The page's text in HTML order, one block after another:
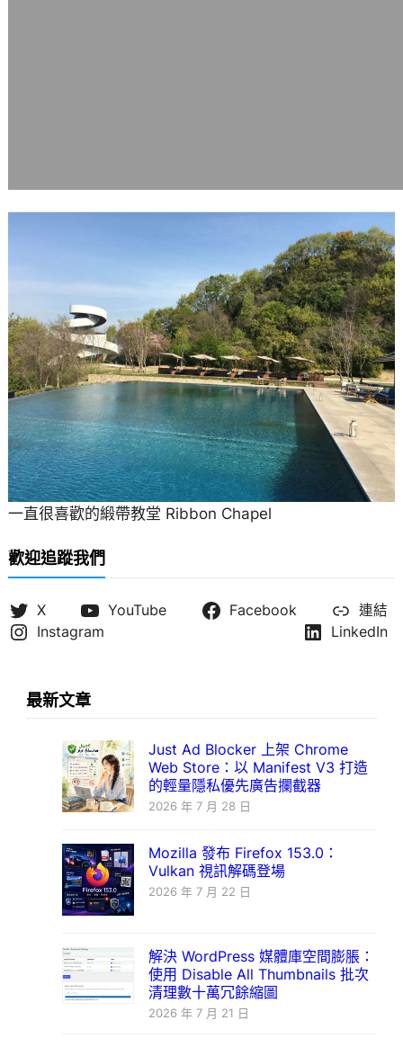
一直很喜歡的緞帶教堂 Ribbon Chapel
歡迎追蹤我們
X YouTube Facebook
連結
Instagram
LinkedIn
最新文章
Just Ad Blocker 上架 Chrome
Web Store：以 Manifest V3 打造
的輕量隱私優先廣告攔截器
2026 年 7 月 28 日
Mozilla 發布 Firefox 153.0：
Vulkan 視訊解碼登場
2026 年 7 月 22 日
解決 WordPress 媒體庫空間膨脹：
使用 Disable All Thumbnails 批次
清理數十萬冗餘縮圖
2026 年 7 月 21 日